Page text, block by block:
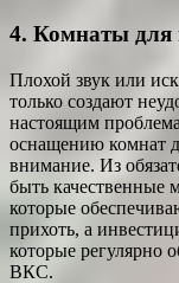
4. Комнаты для
Плохой звук или
только создают
настоящим
оснащению комнат
внимание. Из
быть
которые
прихоть, а
которые регулярно
ВКС.